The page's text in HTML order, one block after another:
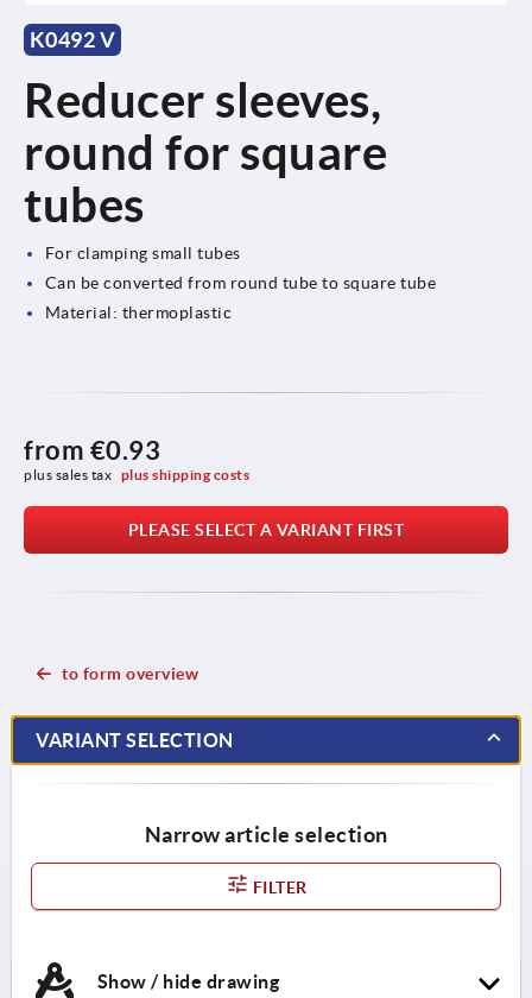
K0492 V
Reducer sleeves,
round for square
tubes
For clamping small tubes
Can be converted from round tube to square tube
Material: thermoplastic
from €0.93
plus sales tax plus shipping costs
PLEASE SELECT A VARIANT FIRST
to form overview
VARIANT SELECTION
Narrow article selection
FILTER
Show / hide drawing